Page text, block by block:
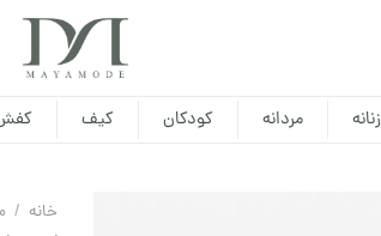
زنانه مردانه کودکان کیف
خانه /